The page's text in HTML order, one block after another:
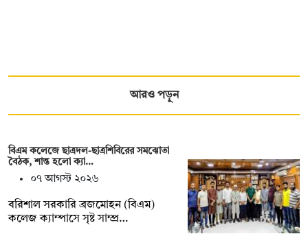
আরও পড়ুন
বিএম কলেজে ছাত্রদল-ছাত্রশিবিরের সমঝোতা
বৈঠক, শান্ত হলো ক্যা…
০৭ আগস্ট ২০২৬
বরিশাল সরকারি ব্রজমোহন (বিএম)
কলেজ ক্যাম্পাসে সৃষ্ট সাম্প্র…